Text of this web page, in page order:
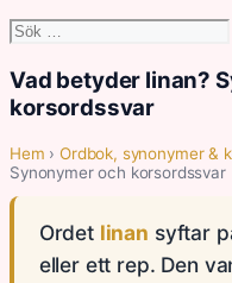
Sök
Vad betyder linan?
korsordssvar
Hem ›Ordbok, synonymer &
Synonymer och korsordssvar
Ordet linan syftar
eller ett rep. Den